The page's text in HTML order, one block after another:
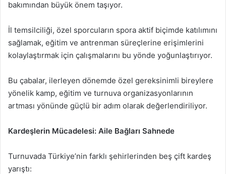
bakımından büyük önem taşıyor.
İl temsilciliği, özel sporcuların spora aktif biçimde katılımını
sağlamak, eğitim ve antrenman süreçlerine erişimlerini
kolaylaştırmak için çalışmalarını bu yönde yoğunlaştırıyor.
Bu çabalar, ilerleyen dönemde özel gereksinimli bireylere
yönelik kamp, eğitim ve turnuva organizasyonlarının
artması yönünde güçlü bir adım olarak değerlendiriliyor.
Kardeşlerin Mücadelesi: Aile Bağları Sahnede
Turnuvada Türkiye’nin farklı şehirlerinden beş çift kardeş
yarıştı: